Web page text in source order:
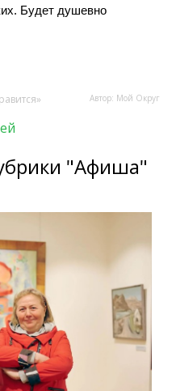
Будет душевно
Автор: Мой Округ
"Афиша"